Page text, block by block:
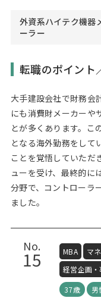
外資系ハイテク機
ーラー
転職のポイント
大手建設会社で財務会
にも消費財メーカーや
とが多くあります。こ
となる海外勤務をして
ことを覚悟していただ
ューを受け、最終的に
分野で、コントローラ
ました。
No.
15 MBA マ
経営企画
37歳
男